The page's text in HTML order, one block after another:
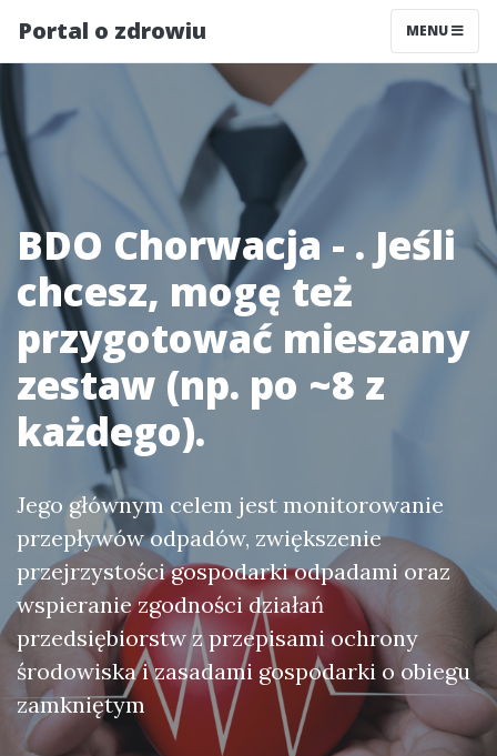
Portal o zdrowiu MENU
BDO Chorwacja - . Jeśli
chcesz, mogę też
przygotować mieszany
zestaw (np. po ~8 z
każdego).
Jego głównym celem jest monitorowanie
przepływów odpadów, zwiększenie
przejrzystości gospodarki odpadami oraz
wspieranie zgodności działań
przedsiębiorstw z przepisami ochrony
środowiska i zasadami gospodarki o obiegu
zamkniętym